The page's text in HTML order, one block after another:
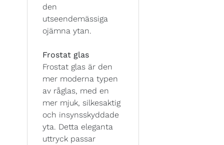
den
utseendemässiga
ojämna ytan.
Frostat glas
Frostat glas är den
mer moderna typen
av råglas, med en
mer mjuk, silkesaktig
och insynsskyddade
yta. Detta eleganta
uttryck passar